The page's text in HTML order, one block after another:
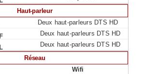
Haut-parleur
Deux haut-parleurs DTS HD
Deux haut-parleurs DTS HD
Deux haut-parleurs DTS HD
Réseau
Wifi